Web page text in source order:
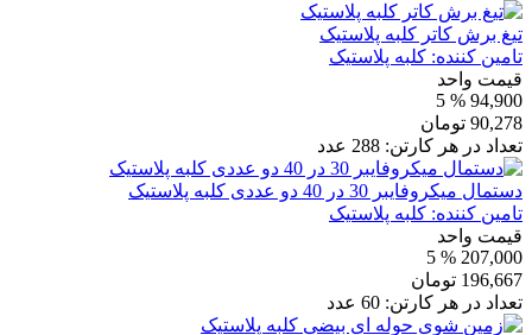
تیغ برش کاتر کلبه پلاستیک
تامین کننده: کلبه پلاستیک
قیمت واحد
94,900
% 5
90,278 تومان
تعداد در هر کارتن: 288 عدد
دستمال میکروفایبر 30 در 40 دو عددی کلبه پلاستیک
تامین کننده: کلبه پلاستیک
قیمت واحد
207,000
% 5
196,667 تومان
تعداد در هر کارتن: 60 عدد